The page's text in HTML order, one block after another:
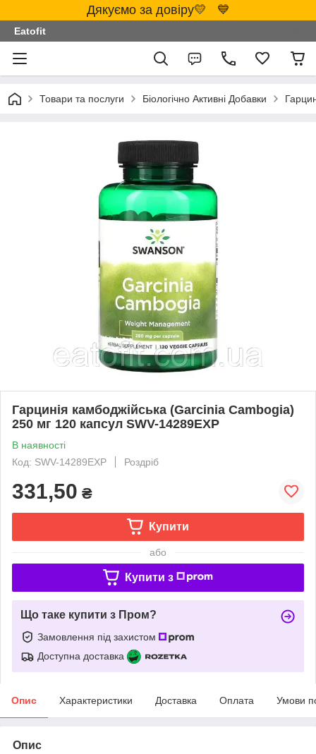
Дякуємо за довіру💛 💙
Eatofit
Товари та послуги Біологічно Активні Добавки
Гарцинія камбоджійська (Garcinia Cambogia)
250 мг 120 капсул SWV-14289EXP
В наявності
Код: SWV-14289EXP
Роздріб
331,50 ₴
Купити
або
Купити з
Що таке купити з Пром?
Замовлення під захистом
Доступна доставка
Опис Характеристики Доставка Оплата Умови
Опис